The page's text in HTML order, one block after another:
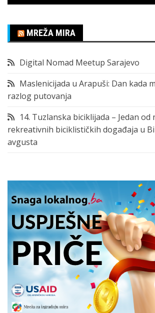
MREŽA MIRA
Digital Nomad Meetup Sarajevo
Maslenicijada u Arapuši: Dan kada
razlog putovanja
14. Tuzlanska biciklijada – Jedan od
rekreativnih biciklističkih događaja u
avgusta